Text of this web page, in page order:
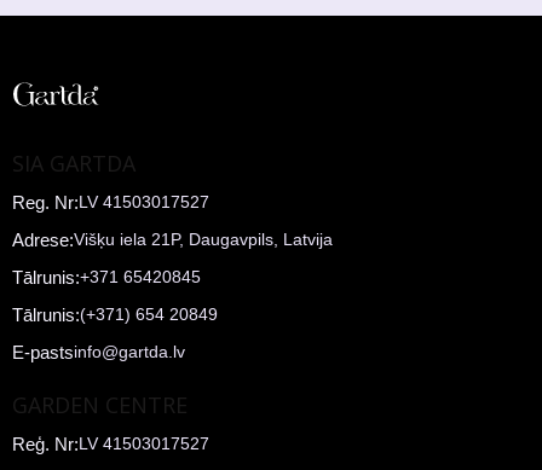
SIA GARTDA
Reg. Nr:LV 41503017527
Adrese:Višķu iela 21P, Daugavpils, Latvija
Tālrunis:+371 65420845
Tālrunis:(+371) 654 20849
E-pastsinfo@gartda.lv
GARDEN CENTRE
Reģ. Nr:LV 41503017527